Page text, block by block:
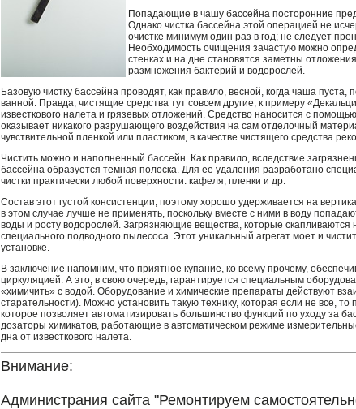
Попадающие в чашу бассейна посторонние
Однако чистка бассейна этой операцией не
очистке минимум один раз в год; не следует
Необходимость очищения зачастую можно
стенках и на дне становятся заметны
размножения бактерий и водорослей.
Базовую чистку бассейна проводят, как правило, весной, когда чаша
ванной. Правда, чистящие средства тут совсем другие, к примеру
известкового налета и грязевых отложений. Средство наносится с
оказывает никакого разрушающего воздействия на сам отделочный
чувствительной пленкой или пластиком, в качестве чистящего средства
Чистить можно и наполненный бассейн. Как правило, вследствие
бассейна образуется темная полоска. Для ее удаления разработано
чистки практически любой поверхности: кафеля, пленки и др.
Состав этот густой консистенции, поэтому хорошо удерживается на
в этом случае лучше не применять, поскольку вместе с ними в воду
воды и росту водорослей. Загрязняющие вещества, которые
специального подводного пылесоса. Этот уникальный агрегат моет и
установке.
В заключение напомним, что приятное купание, ко всему прочему,
циркуляцией. А это, в свою очередь, гарантируется специальным
«химичить» с водой. Оборудование и химические препараты действуют
старательности). Можно установить такую технику, которая если не все,
которое позволяет автоматизировать большинство функций по уходу за
дозаторы химикатов, работающие в автоматическом режиме
дна от известкового налета.
Внимание:
Администрания сайта "Ремонтируем